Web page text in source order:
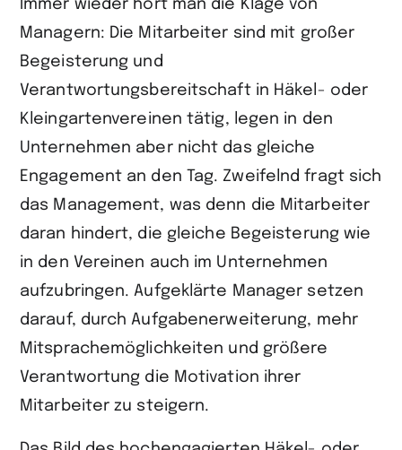
LinkedIn
teilen
Immer wieder hört man die Klage von
Managern: Die Mitarbeiter sind mit großer
Begeisterung und
Verantwortungsbereitschaft in Häkel- oder
Kleingartenvereinen tätig, legen in den
Unternehmen aber nicht das gleiche
Engagement an den Tag. Zweifelnd fragt sich
das Management, was denn die Mitarbeiter
daran hindert, die gleiche Begeisterung wie
in den Vereinen auch im Unternehmen
aufzubringen. Aufgeklärte Manager setzen
darauf, durch Aufgabenerweiterung, mehr
Mitsprachemöglichkeiten und größere
Verantwortung die Motivation ihrer
Mitarbeiter zu steigern.